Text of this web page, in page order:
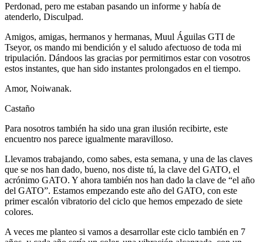
Perdonad, pero me estaban pasando un informe y había de
atenderlo, Disculpad.
Amigos, amigas, hermanos y hermanas, Muul Águilas GTI de
Tseyor, os mando mi bendición y el saludo afectuoso de toda mi
tripulación. Dándoos las gracias por permitirnos estar con vosotros
estos instantes, que han sido instantes prolongados en el tiempo.
Amor, Noiwanak.
Castaño
Para nosotros también ha sido una gran ilusión recibirte, este
encuentro nos parece igualmente maravilloso.
Llevamos trabajando, como sabes, esta semana, y una de las claves
que se nos han dado, bueno, nos diste tú, la clave del GATO, el
acrónimo GATO. Y ahora también nos han dado la clave de “el año
del GATO”. Estamos empezando este año del GATO, con este
primer escalón vibratorio del ciclo que hemos empezado de siete
colores.
A veces me planteo si vamos a desarrollar este ciclo también en 7